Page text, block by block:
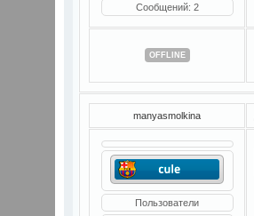
Сообщений: 2
OFFLINE
manyasmolkina
Пользователи